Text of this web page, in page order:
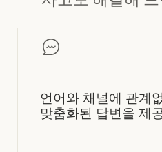
언어와 채널에 관계
맞춤화된 답변을 제